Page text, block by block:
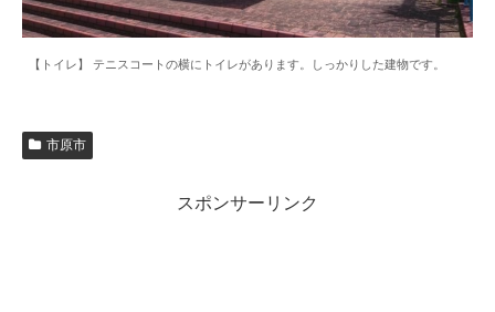
【トイレ】 テニスコートの横にトイレがあります。しっかりした建物です。
市原市
スポンサーリンク